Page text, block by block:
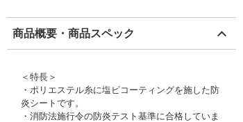
商品概要・商品スペック
＜特長＞
・ポリエステル糸に塩ビコーティングを施した防
炎シートです。
・消防法施行令の防炎テスト基準に合格していま